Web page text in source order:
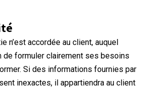
n’est accordée au client, auquel
de formuler clairement ses besoins
Si des informations fournies par
inexactes, il appartiendra au client